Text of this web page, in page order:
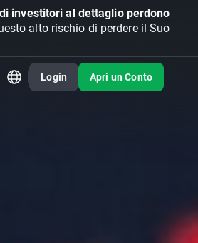
investitori al dettaglio perdono
alto rischio di perdere il Suo
Login Apri un Conto